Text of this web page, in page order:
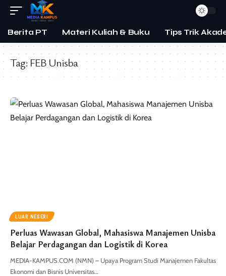
Berita PT Materi Kuliah & Buku Tips Trik
Tag: FEB Unisba
LUAR NEGERI
Perluas Wawasan Global, Mahasiswa Manajemen Unisba
Belajar Perdagangan dan Logistik di Korea
MEDIA-KAMPUS.COM (NMN) – Upaya Program Studi Manajemen Fakultas
Ekonomi dan Bisnis Universitas…